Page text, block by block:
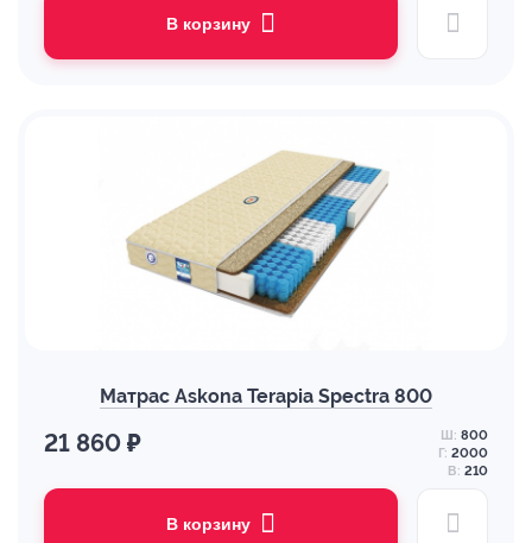
В корзину
Матрас Askona Terapia Spectra 800
21 860 ₽ Ш: 800
Г: 2000
В: 210
В корзину